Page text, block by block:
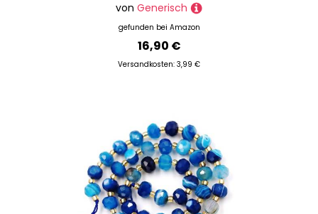
von Generisch
gefunden bei Amazon
16,90 €
Versandkosten: 3,99 €